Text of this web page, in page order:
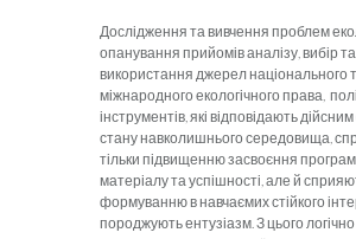
Дослідження та вивчення проблем
опанування прийомів аналізу, вибір та
використання джерел національного
міжнародного екологічного права,
інструментів, які відповідають
стану навколишнього середовища,
тільки підвищенню засвоєння
матеріалу та успішності, але й
формуванню в навчаємих стійкого
породжують ентузіазм. З цього